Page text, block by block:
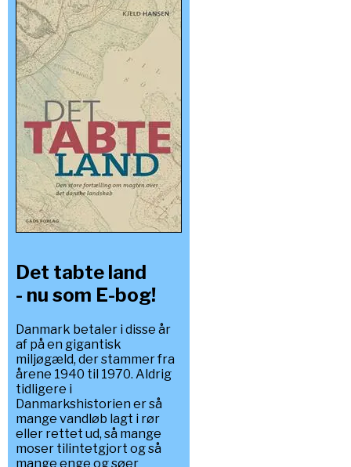
Det tabte land
- nu som E-bog!
Danmark betaler i disse år
af på en gigantisk
miljøgæld, der stammer fra
årene 1940 til 1970. Aldrig
tidligere i
Danmarkshistorien er så
mange vandløb lagt i rør
eller rettet ud, så mange
moser tilintetgjort og så
mange enge og søer